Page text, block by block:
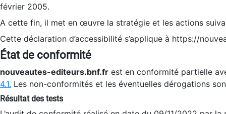
février 2005.
A cette fin, il met en œuvre la stratégie et les actions
Cette déclaration d’accessibilité s’applique à https://
État de conformité
nouveautes-editeurs.bnf.fr est en conformité partielle
4.1. Les non-conformités et les éventuelles dérogations
Résultat des tests